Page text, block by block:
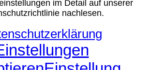
im Detail auf unserer
nachlesen.